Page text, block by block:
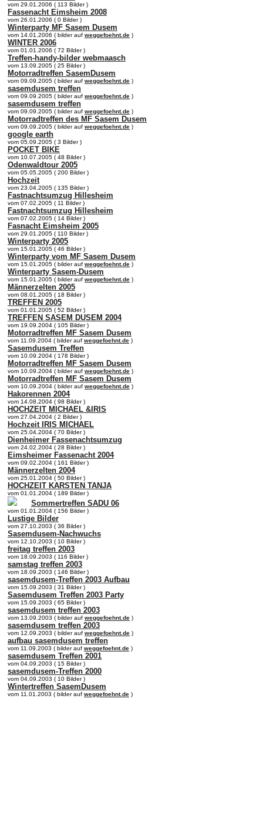
vom 29.01.2006 ( 113 Bilder )
Fassenacht Eimsheim 2008
vom 26.01.2006 ( 0 Bilder )
Winterparty MF Sasem Dusem
vom 14.01.2006 ( bilder auf weggefoehnt.de )
WINTER 2006
vom 01.01.2006 ( 72 Bilder )
Treffen-handy-bilder webmaasch
vom 13.09.2005 ( 25 Bilder )
Motorradtreffen SasemDusem
vom 09.09.2005 ( bilder auf weggefoehnt.de )
sasemdusem treffen
vom 09.09.2005 ( bilder auf weggefoehnt.de )
sasemdusem treffen
vom 09.09.2005 ( bilder auf weggefoehnt.de )
Motorradtreffen des MF Sasem Dusem
vom 09.09.2005 ( bilder auf weggefoehnt.de )
google earth
vom 05.09.2005 ( 3 Bilder )
POCKET BIKE
vom 10.07.2005 ( 48 Bilder )
Odenwaldtour 2005
vom 05.05.2005 ( 200 Bilder )
Hochzeit
vom 23.04.2005 ( 135 Bilder )
Fastnachtsumzug Hillesheim
vom 07.02.2005 ( 11 Bilder )
Fastnachtsumzug Hillesheim
vom 07.02.2005 ( 14 Bilder )
Fasnacht Eimsheim 2005
vom 29.01.2005 ( 110 Bilder )
Winterparty 2005
vom 15.01.2005 ( 46 Bilder )
Winterparty vom MF Sasem Dusem
vom 15.01.2005 ( bilder auf weggefoehnt.de )
Winterparty Sasem-Dusem
vom 15.01.2005 ( bilder auf weggefoehnt.de )
Männerzelten 2005
vom 08.01.2005 ( 18 Bilder )
TREFFEN 2005
vom 01.01.2005 ( 52 Bilder )
TREFFEN SASEM DUSEM 2004
vom 19.09.2004 ( 105 Bilder )
Motorradtreffen MF Sasem Dusem
vom 11.09.2004 ( bilder auf weggefoehnt.de )
Sasemdusem Treffen
vom 10.09.2004 ( 178 Bilder )
Motorradtreffen MF Sasem Dusem
vom 10.09.2004 ( bilder auf weggefoehnt.de )
Motorradtreffen MF Sasem Dusem
vom 10.09.2004 ( bilder auf weggefoehnt.de )
Hakorennen 2004
vom 14.08.2004 ( 98 Bilder )
HOCHZEIT MICHAEL &IRIS
vom 27.04.2004 ( 2 Bilder )
Hochzeit IRIS MICHAEL
vom 25.04.2004 ( 70 Bilder )
Dienheimer Fassenachtsumzug
vom 24.02.2004 ( 28 Bilder )
Eimsheimer Fassenacht 2004
vom 09.02.2004 ( 161 Bilder )
Männerzelten 2004
vom 25.01.2004 ( 50 Bilder )
HOCHZEIT KARSTEN TANJA
vom 01.01.2004 ( 189 Bilder )
Sommertreffen SADU 06
vom 01.01.2004 ( 156 Bilder )
Lustige Bilder
vom 27.10.2003 ( 36 Bilder )
Sasemdusem-Nachwuchs
vom 12.10.2003 ( 10 Bilder )
freitag treffen 2003
vom 18.09.2003 ( 116 Bilder )
samstag treffen 2003
vom 18.09.2003 ( 146 Bilder )
sasemdusem-Treffen 2003 Aufbau
vom 15.09.2003 ( 31 Bilder )
Sasemdusem Treffen 2003 Party
vom 15.09.2003 ( 65 Bilder )
sasemdusem treffen 2003
vom 13.09.2003 ( bilder auf weggefoehnt.de )
sasemdusem treffen 2003
vom 12.09.2003 ( bilder auf weggefoehnt.de )
aufbau sasemdusem treffen
vom 11.09.2003 ( bilder auf weggefoehnt.de )
sasemdusem Treffen 2001
vom 04.09.2003 ( 15 Bilder )
sasemdusem-Treffen 2000
vom 04.09.2003 ( 10 Bilder )
Wintertreffen SasemDusem
vom 11.01.2003 ( bilder auf weggefoehnt.de )